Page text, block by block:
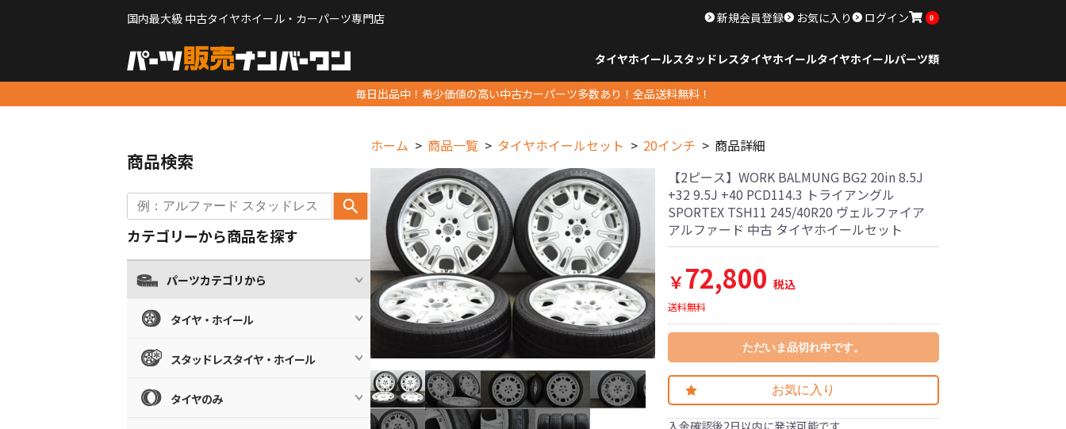
国内最大級 中古タイヤホイール・カーパーツ専門店 新規会員登録 お気に入り ログイン 0
タイヤホイールスタッドレスタイヤホイールタイヤホイールパーツ類
毎日出品中！希少価値の高い中古カーパーツ多数あり！全品送料無料！
ホーム 商品一覧 タイヤホイールセット 20インチ 商品詳細
【2ピース】WORK BALMUNG BG2 20in 8.5J
+32 9.5J +40 PCD114.3 トライアングル
SPORTEX TSH11 245/40R20 ヴェルファイア
アルファード 中古 タイヤホイールセット
￥72,800 税込
送料無料
ただいま品切れ中です。
お気に入り
入金確認後2日以内に発送可能です
商品検索
カテゴリーから商品を探す
パーツカテゴリから
タイヤ・ホイール
スタッドレスタイヤ・ホイール
タイヤのみ